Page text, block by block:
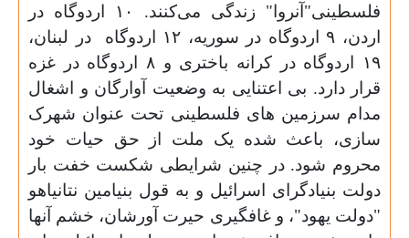
فلسطینی"آنروا" زندگی می‌کنند. ۱۰ اردوگاه در
اردن، ۹ اردوگاه در سوریه، ۱۲ اردوگاه در لبنان،
۱۹ اردوگاه در کرانه باختری و ۸ اردوگاه در غزه
قرار دارد. بی اعتنایی به وضعیت آوارگان و اشغال
مدام سرزمین های فلسطینی تحت عنوان شهرک
سازی، باعث شده یک ملت از حق حیات خود
محروم شود. در چنین شرایطی شکست خفت بار
دولت بنیادگرای اسرائیل و به قول بنیامین نتانیاهو
"دولت یهود"، و غافگیری حیرت آورشان، خشم آنها